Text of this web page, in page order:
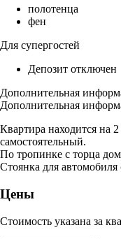
полотенца
фен
Для супергостей
Депозит отключен
Дополнительная
Дополнительная
Квартира находится на
самостоятельный.
По тропинке с торца
Стоянка для автомобиля
Цены
Стоимость указана за